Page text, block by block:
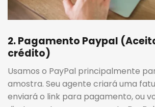
2. Pagamento Paypal
crédito)
Usamos o PayPal principalmente
amostra. Seu agente criará uma
enviará o link para pagamento, ou